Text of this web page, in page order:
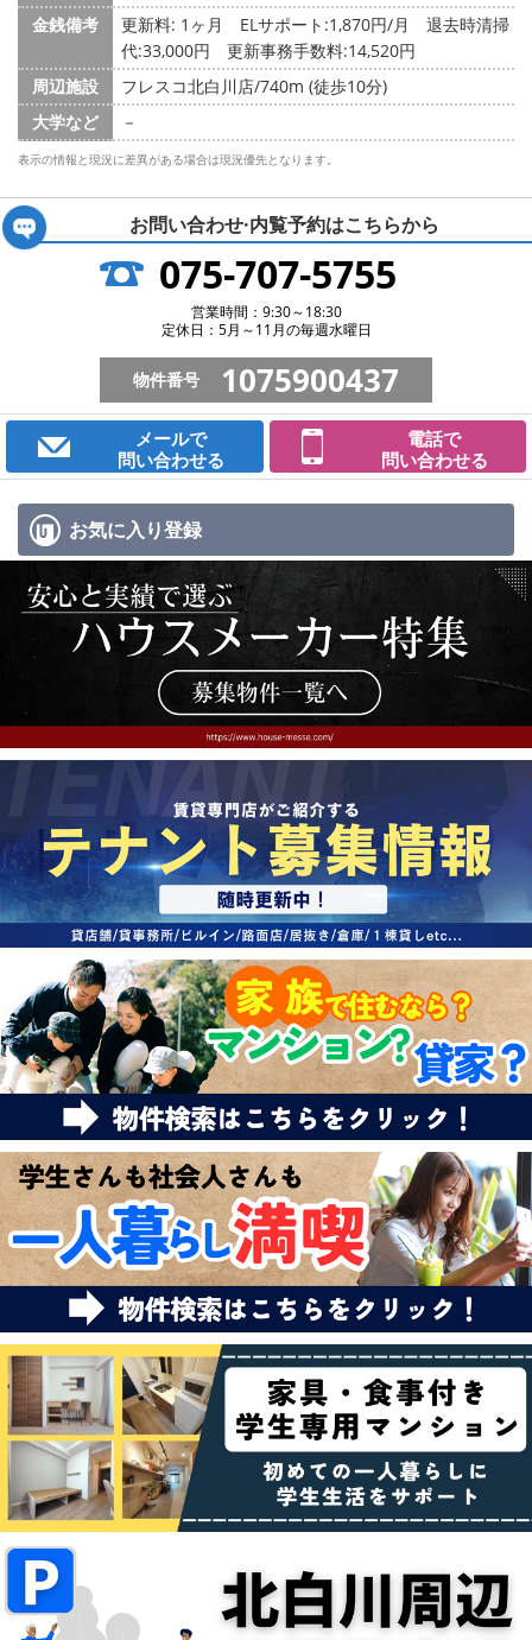
金銭備考
更新料: 1ヶ月
ELサポート:1,870円/月 退去時清掃
代:33,000円 更新事務手数料:14,520円
周辺施設
フレスコ北白川店/740m (徒歩10分)
大学など
－
表示の情報と現況に差異がある場合は現況優先となります。
お問い合わせ·内覧予約はこちらから
075-707-5755
営業時間：9:30～18:30
定休日：5月～11月の毎週水曜日
物件番号 1075900437
メールで
問い合わせる
電話で
問い合わせる
お気に入り登録